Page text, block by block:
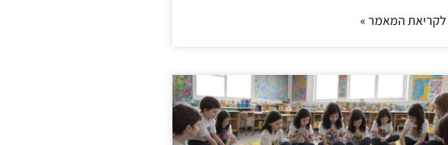
לקריאת המאמר »